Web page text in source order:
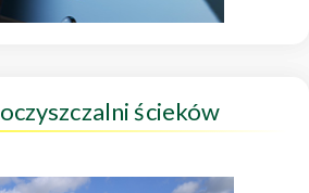
oczyszczalni ścieków